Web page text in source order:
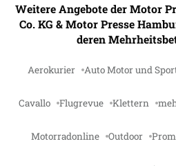
Weitere Angebote der Motor
Co. KG & Motor Presse
deren
Aerokurier Auto Motor und
Cavallo Flugrevue Klettern
Motorradonline Outdoor